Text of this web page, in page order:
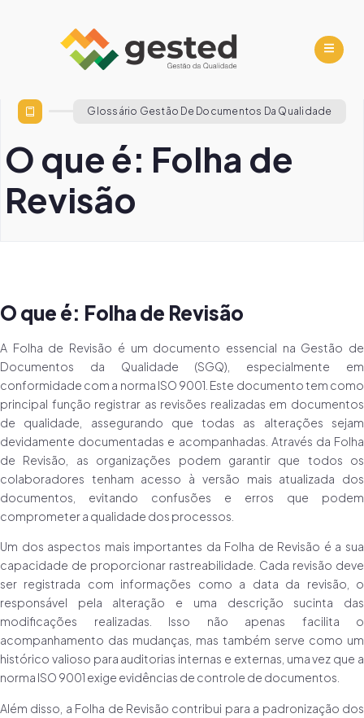
Glossário Gestão De Documentos Da Qualidade
O que é: Folha de
Revisão
O que é: Folha de Revisão
A Folha de Revisão é um documento essencial na Gestão de
Documentos da Qualidade (SGQ), especialmente em
conformidade com a norma ISO 9001. Este documento tem como
principal função registrar as revisões realizadas em documentos
de qualidade, assegurando que todas as alterações sejam
devidamente documentadas e acompanhadas. Através da Folha
de Revisão, as organizações podem garantir que todos os
colaboradores tenham acesso à versão mais atualizada dos
documentos, evitando confusões e erros que podem
comprometer a qualidade dos processos.
Um dos aspectos mais importantes da Folha de Revisão é a sua
capacidade de proporcionar rastreabilidade. Cada revisão deve
ser registrada com informações como a data da revisão, o
responsável pela alteração e uma descrição sucinta das
modificações realizadas. Isso não apenas facilita o
acompanhamento das mudanças, mas também serve como um
histórico valioso para auditorias internas e externas, uma vez que a
norma ISO 9001 exige evidências de controle de documentos.
Além disso, a Folha de Revisão contribui para a padronização dos